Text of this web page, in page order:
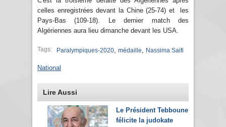
celles enregistrées devant la Chine (25-74) et les
Pays-Bas (109-18). Le dernier match des
Algériennes aura lieu dimanche devant les USA.
Tags: Paralympiques-2020 médaille Nassima Saifi
National
Lire Aussi
Le Président Tebboune
félicite la judokate